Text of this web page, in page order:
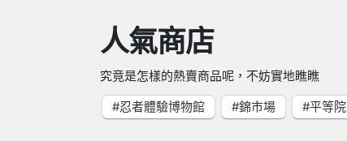
人氣商店
究竟是怎樣的熱賣商品呢，不妨實地瞧瞧
#忍者體驗博物館
#錦市場 #平等院